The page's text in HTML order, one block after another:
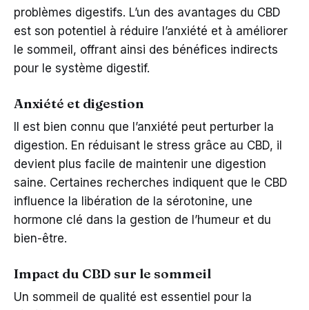
problèmes digestifs. L’un des avantages du CBD
est son potentiel à réduire l’anxiété et à améliorer
le sommeil, offrant ainsi des bénéfices indirects
pour le système digestif.
Anxiété et digestion
Il est bien connu que l’anxiété peut perturber la
digestion. En réduisant le stress grâce au CBD, il
devient plus facile de maintenir une digestion
saine. Certaines recherches indiquent que le CBD
influence la libération de la sérotonine, une
hormone clé dans la gestion de l’humeur et du
bien-être.
Impact du CBD sur le sommeil
Un sommeil de qualité est essentiel pour la